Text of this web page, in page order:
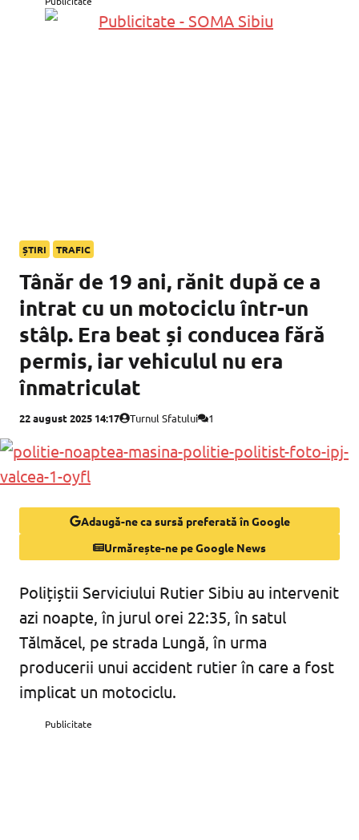
ȘTIRI TRAFIC
Tânăr de 19 ani, rănit după ce a
intrat cu un motociclu într-un
stâlp. Era beat și conducea fără
permis, iar vehiculul nu era
înmatriculat
22 august 2025 14:17 Turnul Sfatului 1
Adaugă-ne ca sursă preferată în Google
Urmărește-ne pe Google News
Polițiștii Serviciului Rutier Sibiu au intervenit
azi noapte, în jurul orei 22:35, în satul
Tălmăcel, pe strada Lungă, în urma
producerii unui accident rutier în care a fost
implicat un motociclu.
Publicitate